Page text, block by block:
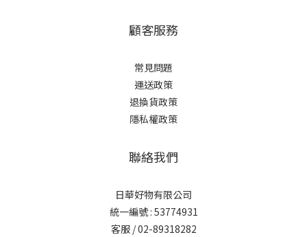
顧客服務
常見問題
運送政策
退換貨政策
隱私權政策
聯絡我們
日華好物有限公司
統一編號 : 53774931
客服 / 02-89318282